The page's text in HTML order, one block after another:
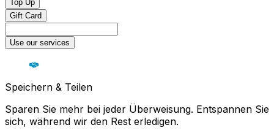
Top Up
Gift Card
Use our services
Speichern & Teilen
Sparen Sie mehr bei jeder Überweisung. Entspannen Sie
sich, während wir den Rest erledigen.